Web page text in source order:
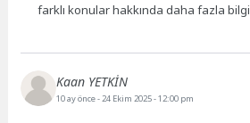
farklı konular hakkında daha fazla
Kaan YETKİN
10 ay önce- 24 Ekim 2025 - 12:00 pm